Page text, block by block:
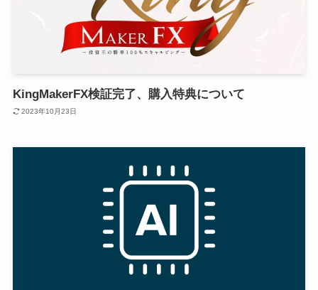
KingMakerFX検証完了、購入特典について
2023年10月23日